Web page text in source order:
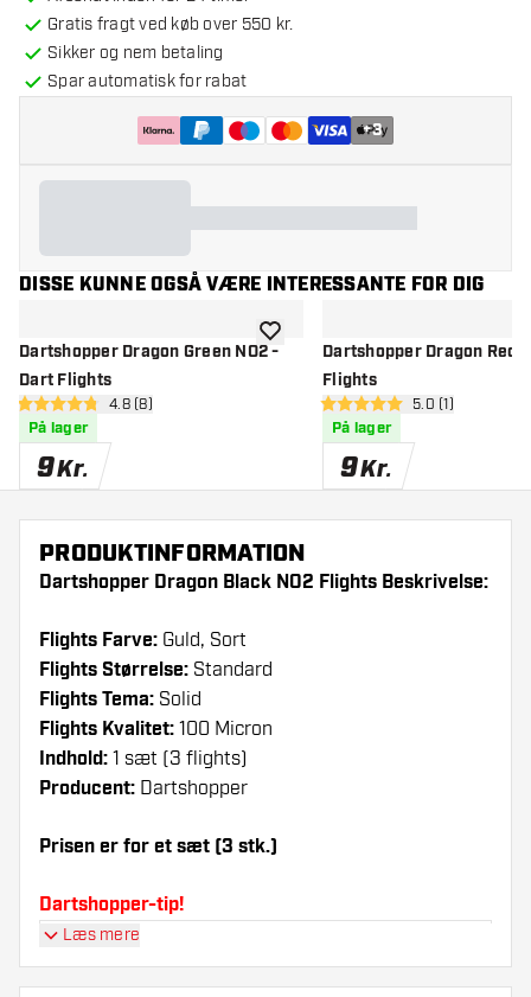
Gratis fragt ved køb over 550 kr.
Sikker og nem betaling
Spar automatisk for rabat
+3
DISSE KUNNE OGSÅ VÆRE INTERESSANTE FOR DIG
Dartshopper Dragon Green NO2 -
Dart Flights
åbn anmeldelsespanel
4.8 bedømmelsesstjerner
4.8 (8)
På lager
9Kr.
tilføje til ønskeliste
Dartshopper Dragon Red
Flights
åbn
5 bedømmelsesstjerner
5.0 (1)
På lager
9Kr.
PRODUKTINFORMATION
Dartshopper Dragon Black NO2 Flights Beskrivelse:
Flights Farve: Guld, Sort
Flights Størrelse: Standard
Flights Tema: Solid
Flights Kvalitet: 100 Micron
Indhold: 1 sæt (3 flights)
Producent: Dartshopper
Prisen er for et sæt (3 stk.)
Dartshopper-tip!
på lager. Disse kan blive beskadiget eller
Læs mere